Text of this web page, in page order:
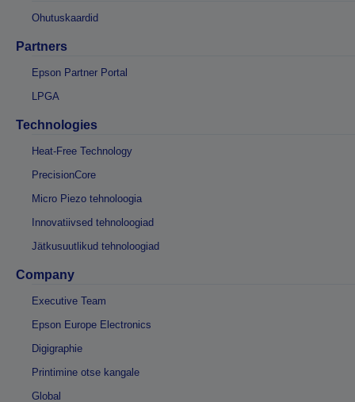
Ohutuskaardid
Partners
Epson Partner Portal
LPGA
Technologies
Heat-Free Technology
PrecisionCore
Micro Piezo tehnoloogia
Innovatiivsed tehnoloogiad
Jätkusuutlikud tehnoloogiad
Company
Executive Team
Epson Europe Electronics
Digigraphie
Printimine otse kangale
Global